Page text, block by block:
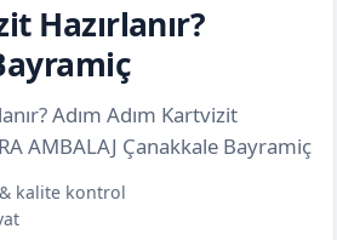
Hazırlanır?
Adım Adım Kartvizit
AMBALAJ Çanakkale Bayramiç
kalite kontrol